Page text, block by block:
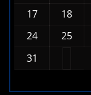
17
18
24
25
31